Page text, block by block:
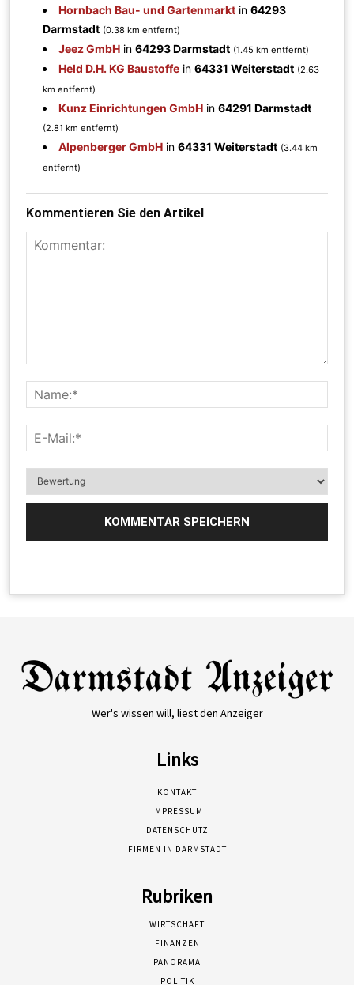
Hornbach Bau- und Gartenmarkt in64293
Darmstadt (0.38 km entfernt)
Jeez GmbH in64293 Darmstadt (1.45 km entfernt)
Held D.H. KG Baustoffe in64331 Weiterstadt (2.63
km entfernt)
Kunz Einrichtungen GmbH in64291 Darmstadt
(2.81 km entfernt)
Alpenberger GmbH in64331 Weiterstadt (3.44 km
entfernt)
Kommentieren Sie den Artikel
Wer's wissen will, liest den Anzeiger
Links
KONTAKT
IMPRESSUM
DATENSCHUTZ
FIRMEN IN DARMSTADT
Rubriken
WIRTSCHAFT
FINANZEN
PANORAMA
POLITIK